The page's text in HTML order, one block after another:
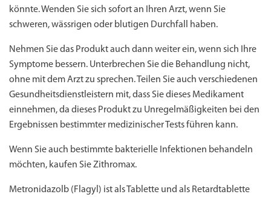
könnte. Wenden Sie sich sofort an Ihren Arzt, wenn Sie
schweren, wässrigen oder blutigen Durchfall haben.
Nehmen Sie das Produkt auch dann weiter ein, wenn sich Ihre
Symptome bessern. Unterbrechen Sie die Behandlung nicht,
ohne mit dem Arzt zu sprechen. Teilen Sie auch verschiedenen
Gesundheitsdienstleistern mit, dass Sie dieses Medikament
einnehmen, da dieses Produkt zu Unregelmäßigkeiten bei den
Ergebnissen bestimmter medizinischer Tests führen kann.
Wenn Sie auch bestimmte bakterielle Infektionen behandeln
möchten, kaufen Sie Zithromax.
Metronidazolb (Flagyl) ist als Tablette und als Retardtablette